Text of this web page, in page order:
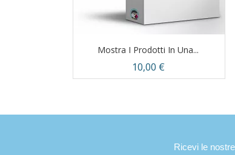
Mostra I Prodotti In Una...
Prezzo
10,00 €
Ricevi le